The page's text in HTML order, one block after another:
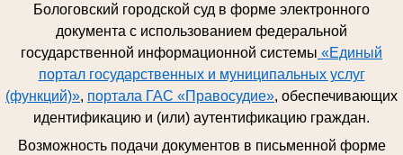
Бологовский городской суд в форме электронного
документа с использованием федеральной
государственной информационной системы «Единый
портал государственных и муниципальных услуг
(функций)», портала ГАС «Правосудие», обеспечивающих
идентификацию и (или) аутентификацию граждан.
Возможность подачи документов в письменной форме